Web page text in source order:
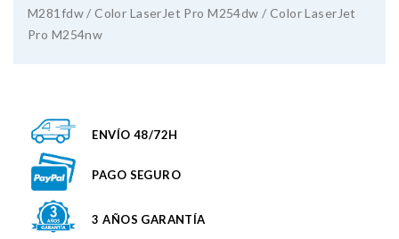
M281fdw / Color LaserJet Pro M254dw / Color LaserJet
Pro M254nw
ENVÍO 48/72H
PAGO SEGURO
3 AÑOS GARANTÍA